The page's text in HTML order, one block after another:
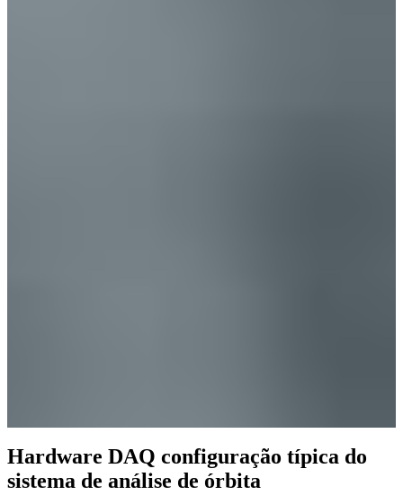
Hardware DAQ configuração típica do
sistema de análise de órbita